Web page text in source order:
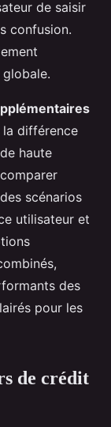
de saisir
confusion.
différence
haute
scénarios
utilisateur et
des
pour les
de crédit